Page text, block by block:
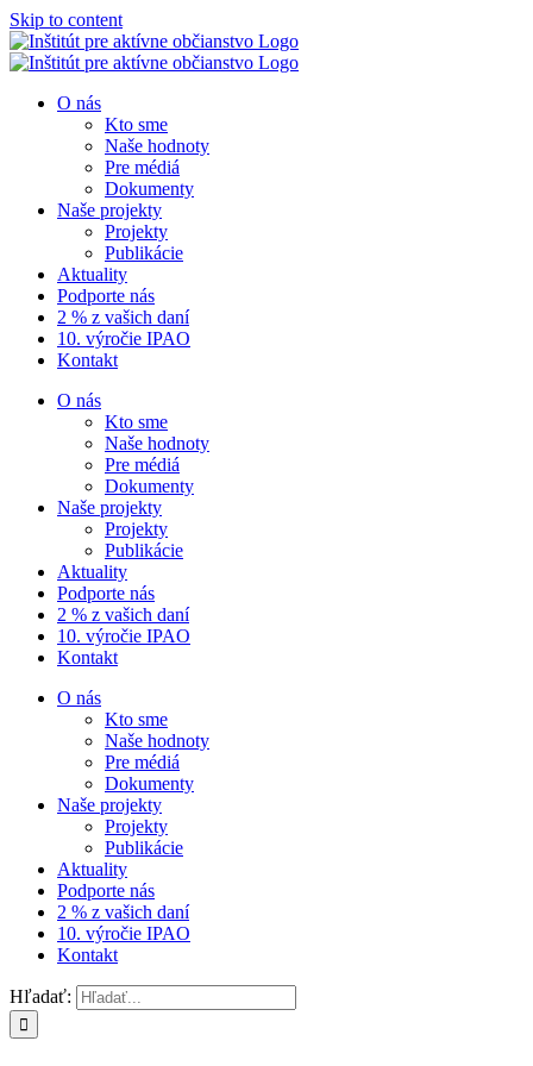
Skip to content
O nás
Kto sme
Naše hodnoty
Pre médiá
Dokumenty
Naše projekty
Projekty
Publikácie
Aktuality
Podporte nás
2 % z vašich daní
10. výročie IPAO
Kontakt
O nás
Kto sme
Naše hodnoty
Pre médiá
Dokumenty
Naše projekty
Projekty
Publikácie
Aktuality
Podporte nás
2 % z vašich daní
10. výročie IPAO
Kontakt
O nás
Kto sme
Naše hodnoty
Pre médiá
Dokumenty
Naše projekty
Projekty
Publikácie
Aktuality
Podporte nás
2 % z vašich daní
10. výročie IPAO
Kontakt
Hľadať: